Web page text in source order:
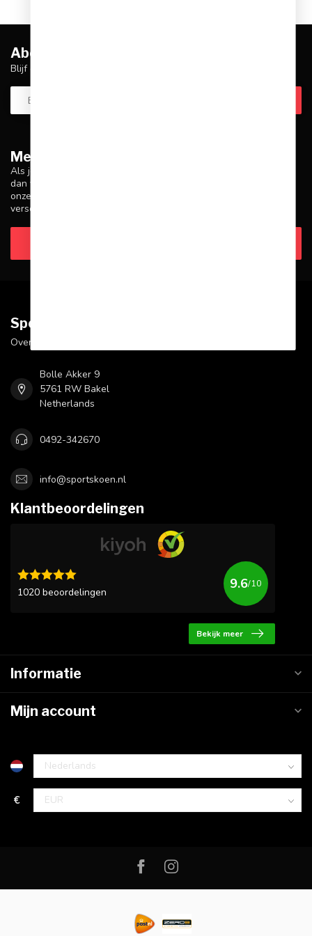
Meer informatie
Als je vragen hebt over onze producten of je aankoop, zorg er
dan voor dat je onze klantenservicepagina bezoekt. Hier vind je
onze bedrijfsgegevens, antwoorden op veelgestelde vragen en
verschillende manieren om contact met ons op te nemen.
Abonneer je op onze nieuwsbrief
Blijf op de hoogte over onze laatste acties
Sportskoen.nl
Over Sportskoen
Bolle Akker 9
5761 RW Bakel
Netherlands
0492-342670
info@sportskoen.nl
Klantbeoordelingen
1020 beoordelingen
9.6/10
Bekijk meer
Informatie
Mijn account
€